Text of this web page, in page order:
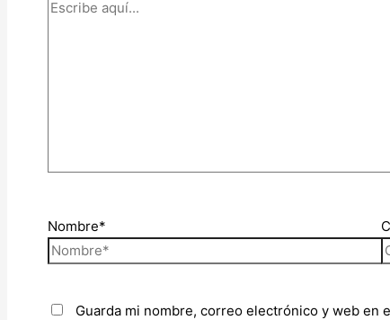
Nombre*
Guarda mi nombre, correo electrónico y web en